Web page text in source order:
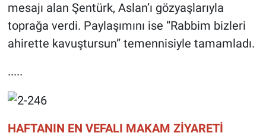
mesajı alan Şentürk, Aslan’ı gözyaşlarıyla
toprağa verdi. Paylaşımını ise “Rabbim bizleri
ahirette kavuştursun” temennisiyle tamamladı.
.....
HAFTANIN EN VEFALI MAKAM ZİYARETİ